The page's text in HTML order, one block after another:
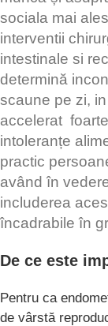
sociala mai
interventii
intestinale si
determină
scaune pe zi,
accelerat
intoleranțe
practic
având în
includerea
încadrabile în
De ce este
Pentru ca
de vârstă